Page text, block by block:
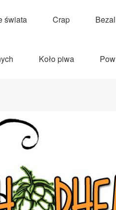
świata Crap
Koło piwa